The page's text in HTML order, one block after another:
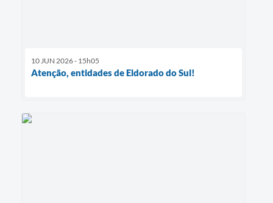
10 JUN 2026 - 15h05
Atenção, entidades de Eldorado do Sul!